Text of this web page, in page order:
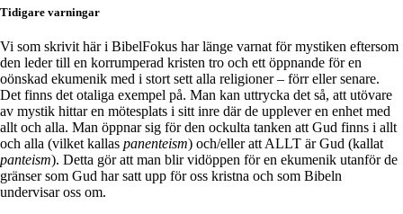
Tidigare varningar
Vi som skrivit här i BibelFokus har länge varnat för mystiken eftersom
den leder till en korrumperad kristen tro och ett öppnande för en
oönskad ekumenik med i stort sett alla religioner – förr eller senare.
Det finns det otaliga exempel på. Man kan uttrycka det så, att utövare
av mystik hittar en mötesplats i sitt inre där de upplever en enhet med
allt och alla. Man öppnar sig för den ockulta tanken att Gud finns i allt
och alla (vilket kallas panenteism) och/eller att ALLT är Gud (kallat
panteism). Detta gör att man blir vidöppen för en ekumenik utanför de
gränser som Gud har satt upp för oss kristna och som Bibeln
undervisar oss om.